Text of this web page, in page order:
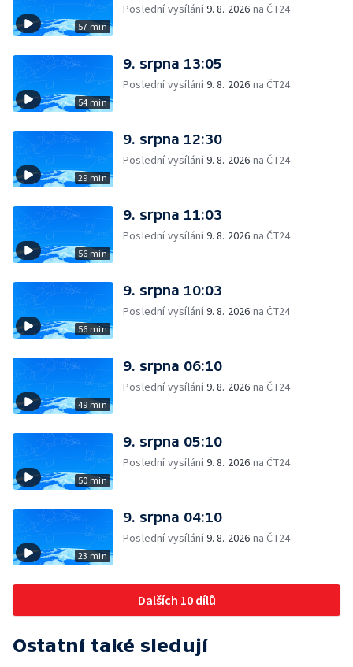
57 min
Poslední vysílání9. 8. 2026 na ČT24
54 min
9. srpna 13:05
Poslední vysílání9. 8. 2026 na ČT24
29 min
9. srpna 12:30
Poslední vysílání9. 8. 2026 na ČT24
56 min
9. srpna 11:03
Poslední vysílání9. 8. 2026 na ČT24
56 min
9. srpna 10:03
Poslední vysílání9. 8. 2026 na ČT24
49 min
9. srpna 06:10
Poslední vysílání9. 8. 2026 na ČT24
50 min
9. srpna 05:10
Poslední vysílání9. 8. 2026 na ČT24
23 min
9. srpna 04:10
Poslední vysílání9. 8. 2026 na ČT24
Dalších 10 dílů
Ostatní také sledují